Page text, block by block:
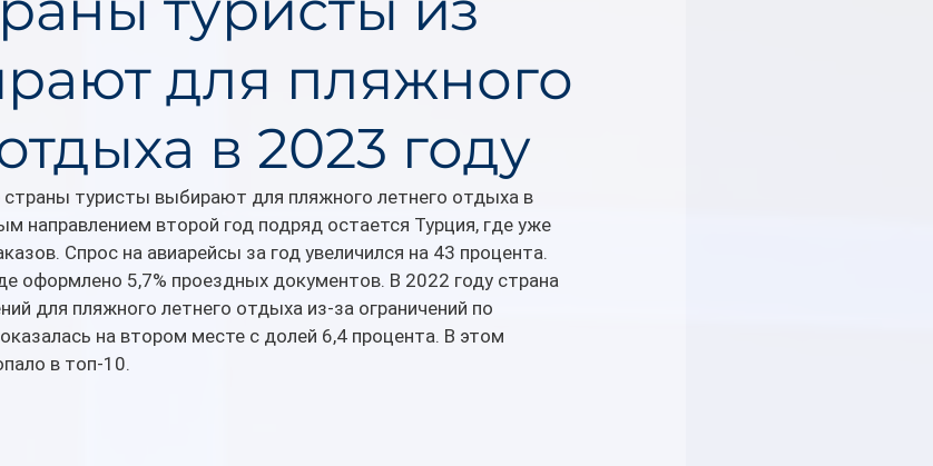
для пляжного
в 2023 году
страны туристы выбирают для пляжного летнего отдыха в
направлением второй год подряд остается Турция, где уже
Спрос на авиарейсы за год увеличился на 43 процента.
оформлено 5,7% проездных документов. В 2022 году страна
для пляжного летнего отдыха из-за ограничений по
на втором месте с долей 6,4 процента. В этом
в топ-10.